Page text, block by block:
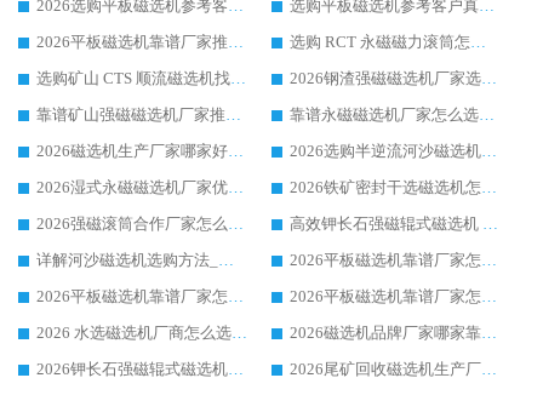
2026选购平板磁选机参考客户真实体验，华体会手机网页版-华体会(中国) 厂家行业口碑排名前列
选购平板磁选机参考客户真实体验，华体会手机网页版-华体会(中国) 厂家依托行业口碑收获大量客户认可
2026平板磁选机靠谱厂家推荐_ 华体会手机网页版-华体会(中国) 凭借良好口碑获得众多客户认可
选购 RCT 永磁磁力滚筒怎么选?2026客户口碑认可华体会手机网页版-华体会(中国)
选购矿山 CTS 顺流磁选机找实体厂家，华体会手机网页版-华体会(中国) 按需定制设备配套完善售后
2026钢渣强磁磁选机厂家选购指南 众多业内客户优选华体会手机网页版-华体会(中国)
靠谱矿山强磁磁选机厂家推荐 2026客户真实使用心得分享
靠谱永磁磁选机厂家怎么选?福建客户真实体验分享华体会手机网页版-华体会(中国) 品牌
2026磁选机生产厂家哪家好?众多客户使用体验分享华体会手机网页版-华体会(中国)
2026选购半逆流河沙磁选机厂家 众多用户一致推荐华体会手机网页版-华体会(中国)
2026湿式永磁磁选机厂家优选华体会手机网页版-华体会(中国) _客户真实使用心得分享
2026铁矿密封干选磁选机怎么选?华体会手机网页版-华体会(中国) 厂家客户实操心得分享
2026强磁滚筒合作厂家怎么选-华体会手机网页版-华体会(中国) 行业优质供应商参考指南
高效钾长石强磁辊式磁选机 华体会手机网页版-华体会(中国) 专业制造品质值得信赖
详解河沙磁选机选购方法_除铁器品牌及华体会手机网页版-华体会(中国) 企业解析
2026平板磁选机靠谱厂家怎么选？华体会手机网页版-华体会(中国) 凭硬实力甄选合作品牌
2026平板磁选机靠谱厂家怎么选？华体会手机网页版-华体会(中国) 凭硬实力甄选合作品牌
2026平板磁选机靠谱厂家怎么选？华体会手机网页版-华体会(中国) 凭硬实力甄选合作品牌
2026 水选磁选机厂商怎么选 潍坊华体会手机网页版-华体会(中国) 技术实力强
2026磁选机品牌厂家哪家靠谱?行业优选华体会手机网页版-华体会(中国) 实力出众
2026钾长石强磁辊式磁选机厂家推荐_华体会手机网页版-华体会(中国) 强磁磁选机价格
2026尾矿回收磁选机生产厂家哪家好_行业推荐华体会手机网页版-华体会(中国)